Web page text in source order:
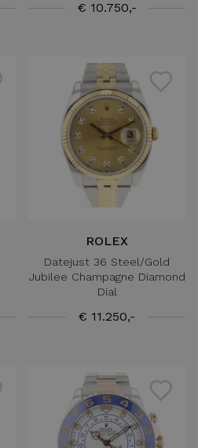
€ 10.750,-
ROLEX
Datejust 36 Steel/Gold
Jubilee Champagne Diamond
Dial
€ 11.250,-